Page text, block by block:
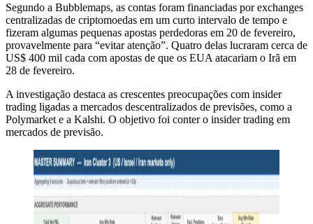
Segundo a Bubblemaps, as contas foram financiadas por exchanges
centralizadas de criptomoedas em um curto intervalo de tempo e
fizeram algumas pequenas apostas perdedoras em 20 de fevereiro,
provavelmente para “evitar atenção”. Quatro delas lucraram cerca de
US$ 400 mil cada com apostas de que os EUA atacariam o Irã em
28 de fevereiro.
A investigação destaca as crescentes preocupações com insider
trading ligadas a mercados descentralizados de previsões, como a
Polymarket e a Kalshi. O objetivo foi conter o insider trading em
mercados de previsão.